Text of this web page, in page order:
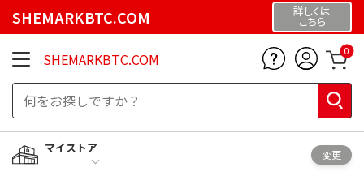
SHEMARKBTC.COM 詳しくは
こちら
SHEMARKBTC.COM 0
マイストア
変更